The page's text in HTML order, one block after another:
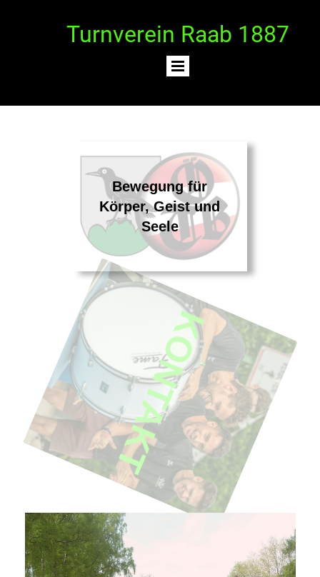
Turnverein Raab 1887
Bewegung für
Körper, Geist und
Seele
KONTAKT